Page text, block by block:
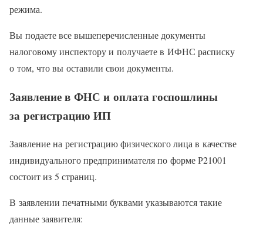
режима.
Вы подаете все вышеперечисленные документы
налоговому инспектору и получаете в ИФНС расписку
о том, что вы оставили свои документы.
Заявление в ФНС и оплата госпошлины
за регистрацию ИП
Заявление на регистрацию физического лица в качестве
индивидуального предпринимателя по форме Р21001
состоит из 5 страниц.
В заявлении печатными буквами указываются такие
данные заявителя: